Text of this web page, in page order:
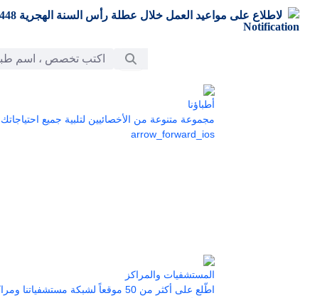
تخطي إلى المحتوى الرئيسي
لاطلاع على مواعيد العمل خلال عطلة رأس السنة الهجرية 1448،
شريط البحث
أطباؤنا
مجموعة متنوعة من الأخصائيين لتلبية جميع احتياجاتك
arrow_forward_ios
المستشفيات والمراكز
اطّلع على أكثر من 50 موقعاً لشبكة